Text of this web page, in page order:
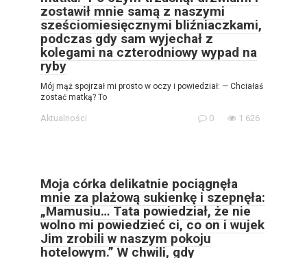
zostawił mnie samą z naszymi
sześciomiesięcznymi bliźniaczkami,
podczas gdy sam wyjechał z
kolegami na czterodniowy wypad na
ryby
Mój mąż spojrzał mi prosto w oczy i powiedział: — Chciałaś
zostać matką? To
Aktualności 0 1 626
Moja córka delikatnie pociągnęła
mnie za plażową sukienkę i szepnęła:
„Mamusiu… Tata powiedział, że nie
wolno mi powiedzieć ci, co on i wujek
Jim zrobili w naszym pokoju
hotelowym.” W chwili, gdy